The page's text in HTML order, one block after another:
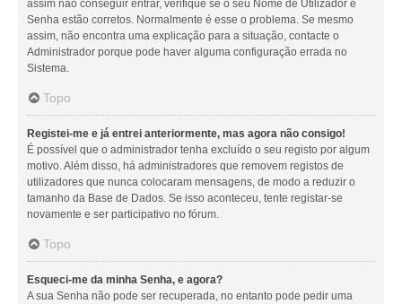
assim não conseguir entrar, verifique se o seu Nome de Utilizador e
Senha estão corretos. Normalmente é esse o problema. Se mesmo
assim, não encontra uma explicação para a situação, contacte o
Administrador porque pode haver alguma configuração errada no
Sistema.
Topo
Registei-me e já entrei anteriormente, mas agora não consigo!
É possível que o administrador tenha excluído o seu registo por algum
motivo. Além disso, há administradores que removem registos de
utilizadores que nunca colocaram mensagens, de modo a reduzir o
tamanho da Base de Dados. Se isso aconteceu, tente registar-se
novamente e ser participativo no fórum.
Topo
Esqueci-me da minha Senha, e agora?
A sua Senha não pode ser recuperada, no entanto pode pedir uma